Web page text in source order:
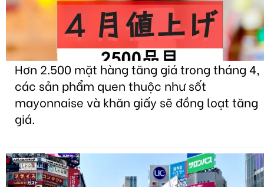
Hơn 2.500 mặt hàng tăng giá trong tháng 4,
các sản phẩm quen thuộc như sốt
mayonnaise và khăn giấy sẽ đồng loạt tăng
giá.